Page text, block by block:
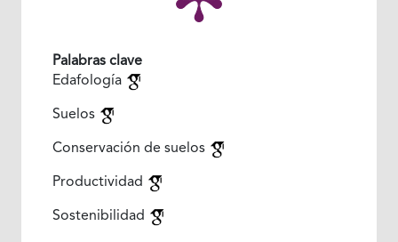
Palabras clave
Edafología
Suelos
Conservación de suelos
Productividad
Sostenibilidad